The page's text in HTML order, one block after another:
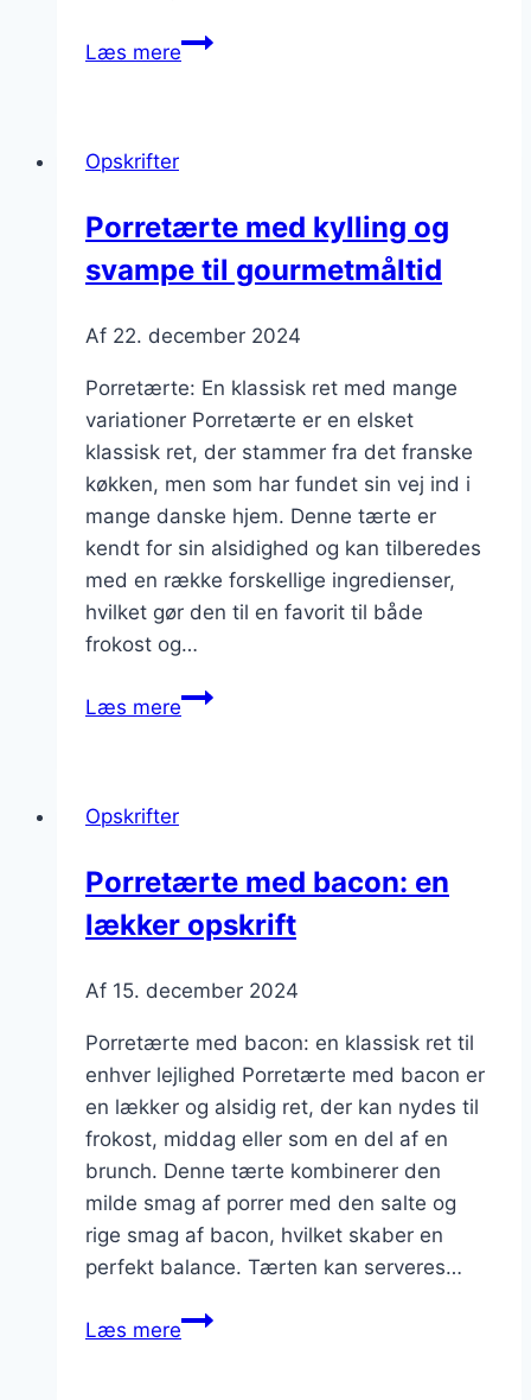
Læs merePorretærte
Opskrifter
Porretærte med kylling og
svampe til gourmetmåltid
Af 22. december 2024
Porretærte: En klassisk ret med mange
variationer Porretærte er en elsket
klassisk ret, der stammer fra det franske
køkken, men som har fundet sin vej ind i
mange danske hjem. Denne tærte er
kendt for sin alsidighed og kan tilberedes
med en række forskellige ingredienser,
hvilket gør den til en favorit til både
frokost og…
Læs merePorretærte
gourmetmåltid
Opskrifter
Porretærte med bacon: en
lækker opskrift
Af 15. december 2024
Porretærte med bacon: en klassisk ret til
enhver lejlighed Porretærte med bacon er
en lækker og alsidig ret, der kan nydes til
frokost, middag eller som en del af en
brunch. Denne tærte kombinerer den
milde smag af porrer med den salte og
rige smag af bacon, hvilket skaber en
perfekt balance. Tærten kan serveres…
Læs merePorretærte